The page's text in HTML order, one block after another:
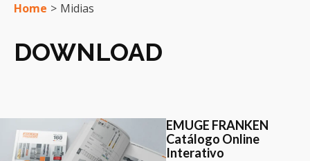
Home > Midias
DOWNLOAD
EMUGE FRANKEN
Catálogo Online
Interativo